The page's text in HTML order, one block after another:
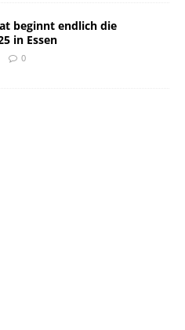
beginnt endlich die
in Essen
0